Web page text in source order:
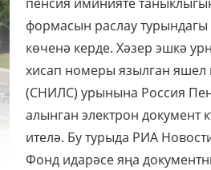
формасын раслау турындагы
көченә керде. Хәзер эшкә
хисап номеры язылган яшел
(СНИЛС) урынына Россия
алынган электрон документ
ителә. Бу турыда РИА
Фонд идарәсе яңа